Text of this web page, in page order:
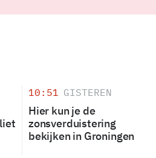
10:51 GISTEREN
Hier kun je de
zonsverduistering
bekijken in Groningen